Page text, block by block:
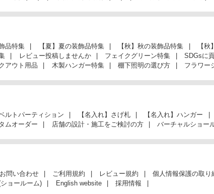
品特集 【夏】夏の装飾品特集 【秋】秋の装飾品特集 【
レビュー投稿しませんか フェイクグリーン特集 SDGsに
アウト用品 木製ハンガー特集 棚下照明の選び方 フラワー
ルトパーティション 【名入れ】さげ札 【名入れ】ハンガー
ムオーダー 店舗の設計・施工をご検討の方 バーチャルショー
お問い合わせ ご利用規約 レビュー規約 個人情報保護の取り
ョールーム) English website 採用情報